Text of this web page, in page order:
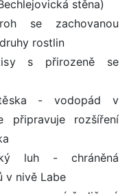
stěna)
se zachovanou
rostlin
s přirozeně se
- vodopád v
připravuje rozšíření
luh - chráněná
v nivě Labe